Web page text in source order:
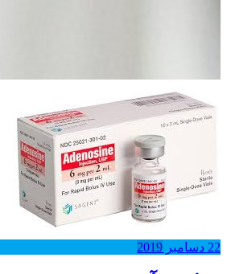
22 دسامبر 2019